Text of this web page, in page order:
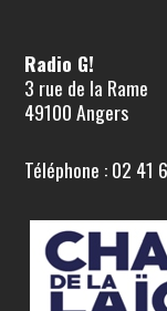
Radio G!
3 rue de la Rame
49100 Angers
Téléphone : 02 41